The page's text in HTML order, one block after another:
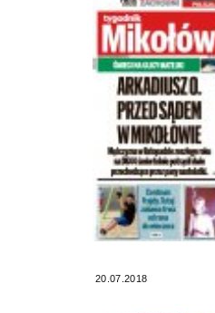
20.07.2018